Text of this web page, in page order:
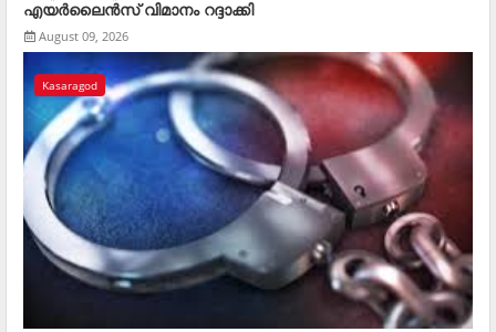
എയര്‍ലൈന്‍സ് വിമാനം റദ്ദാക്കി
August 09, 2026
Kasaragod